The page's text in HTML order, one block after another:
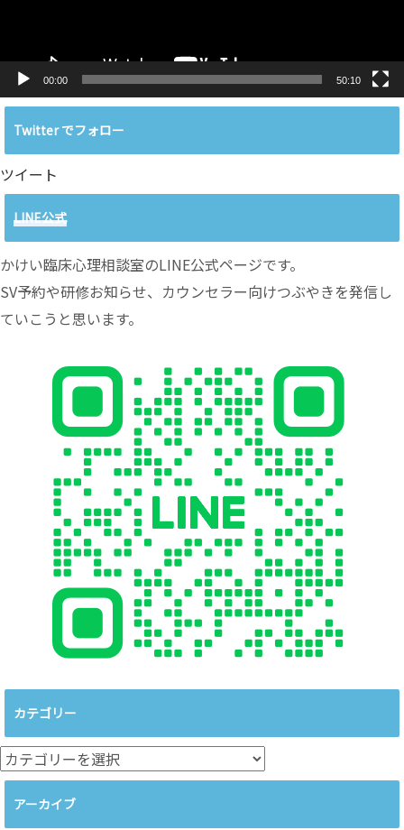
00:00 50:10
Twitter でフォロー
ツイート
LINE公式
かけい臨床心理相談室のLINE公式ページです。
SV予約や研修お知らせ、カウンセラー向けつぶやきを発信し
ていこうと思います。
カテゴリー
カ
テ
アーカイブ